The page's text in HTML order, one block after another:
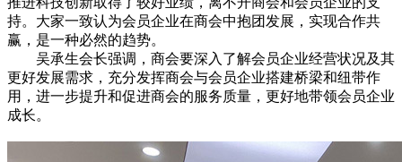
持。大家一致认为会员企业在商会中抱团发展，实现合作共
赢，是一种必然的趋势。
吴承生会长强调，商会要深入了解会员企业经营状况及其
更好发展需求，充分发挥商会与会员企业搭建桥梁和纽带作
用，进一步提升和促进商会的服务质量，更好地带领会员企业
成长。